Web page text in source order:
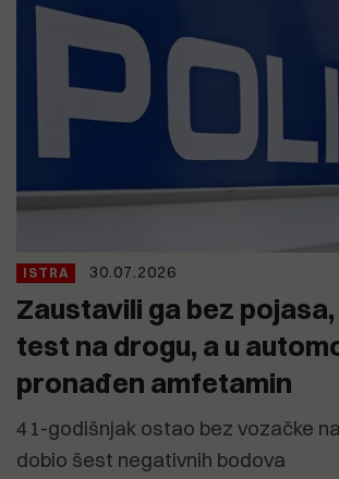
ISTRA 30.07.2026
Zaustavili ga bez
test na drogu, a u
pronađen amfetamin
41-godišnjak ostao bez vozačke
dobio šest negativnih bodova